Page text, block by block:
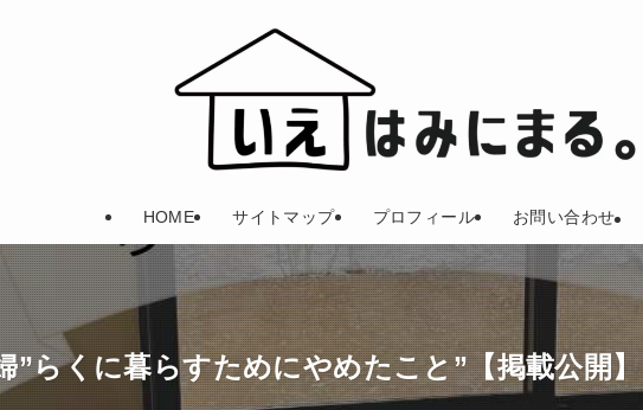
HOME サイトマップ プロフィール お問い合わせ
”らくに暮らすためにやめたこと”【掲載公開】